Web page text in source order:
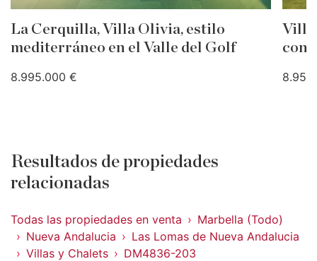
La Cerquilla, Villa Olivia, estilo
mediterráneo en el Valle del Golf
8.995.000 €
Villa
Resultados de propiedades
relacionadas
Todas las propiedades en venta
Marbella (Todo)
Nueva Andalucia
Las Lomas de Nueva Andalucia
Villas y Chalets
DM4836-203